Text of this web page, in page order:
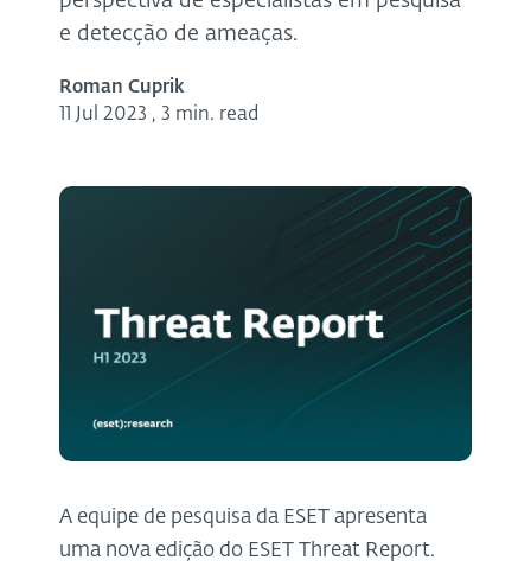
e detecção de ameaças.
Roman Cuprik
11 Jul 2023 , 3 min. read
A equipe de pesquisa da ESET apresenta
uma nova edição do ESET Threat Report.